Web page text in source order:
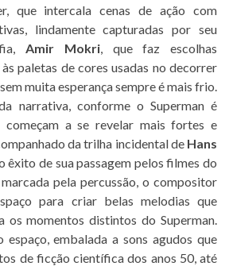
que intercala cenas de ação com
lindamente capturadas por seu
Amir Mokri, que faz escolhas
paletas de cores usadas no decorrer
muita esperança sempre é mais frio.
narrativa, conforme o Superman é
começam a se revelar mais fortes e
da trilha incidental de Hans
êxito de sua passagem pelos filmes do
pela percussão, o compositor
para criar belas melodias que
os momentos distintos do Superman.
espaço, embalada a sons agudos que
de ficção científica dos anos 50, até